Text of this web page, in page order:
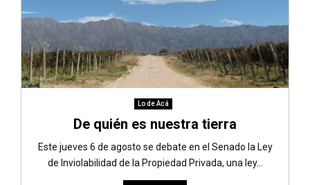
Lo de Acá
De quién es nuestra tierra
Este jueves 6 de agosto se debate en el Senado la Ley
de Inviolabilidad de la Propiedad Privada, una ley...